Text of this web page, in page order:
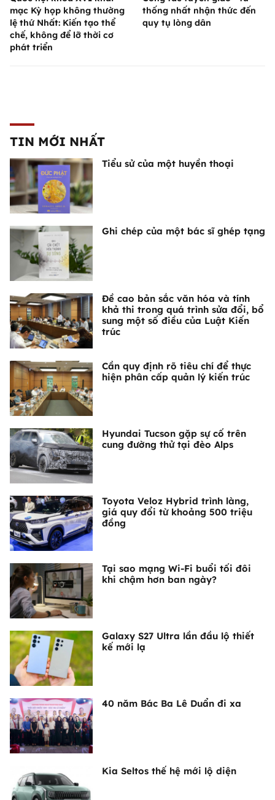
mạc Kỳ họp không thường
lệ thứ Nhất: Kiến tạo thể
chế, không để lỡ thời cơ
phát triển
thống nhất nhận thức đến
quy tụ lòng dân
TIN MỚI NHẤT
Tiểu sử của một huyền thoại
Ghi chép của một bác sĩ ghép tạng
Đề cao bản sắc văn hóa và tính
khả thi trong quá trình sửa đổi, bổ
sung một số điều của Luật Kiến
trúc
Cần quy định rõ tiêu chí để thực
hiện phân cấp quản lý kiến trúc
Hyundai Tucson gặp sự cố trên
cung đường thử tại đèo Alps
Toyota Veloz Hybrid trình làng,
giá quy đổi từ khoảng 500 triệu
đồng
Tại sao mạng Wi-Fi buổi tối đôi
khi chậm hơn ban ngày?
Galaxy S27 Ultra lần đầu lộ thiết
kế mới lạ
40 năm Bác Ba Lê Duẩn đi xa
Kia Seltos thế hệ mới lộ diện